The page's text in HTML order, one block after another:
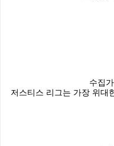
수집
저스티스 리그는 가장 위대